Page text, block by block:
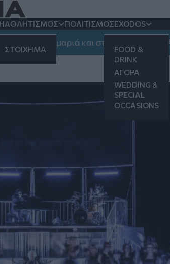
ΑΘΛΗΤΙΣΜΟΣ
ΣΤΟΙΧΗΜΑ
ΠΟΛΙΤΙΣΜΟΣEXODOS
FOOD &
DRINK
ΑΓΟΡΑ
WEDDING &
SPECIAL
OCCASIONS
και στη ΝεάποληΣΗΜΑΝΤΙΚΟ: